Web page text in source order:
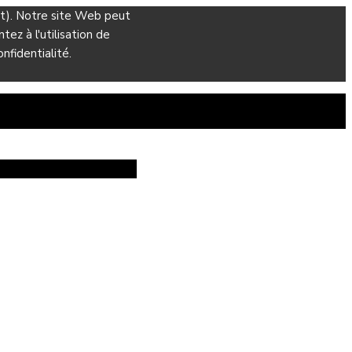
Notre site Web peut
à l'utilisation de